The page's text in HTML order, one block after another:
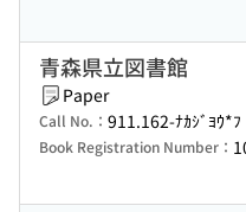
青森県立図書館
Paper
Call No.： 911.162-ﾅｶｼﾞﾖｳ*ﾌ
Book Registration Number：